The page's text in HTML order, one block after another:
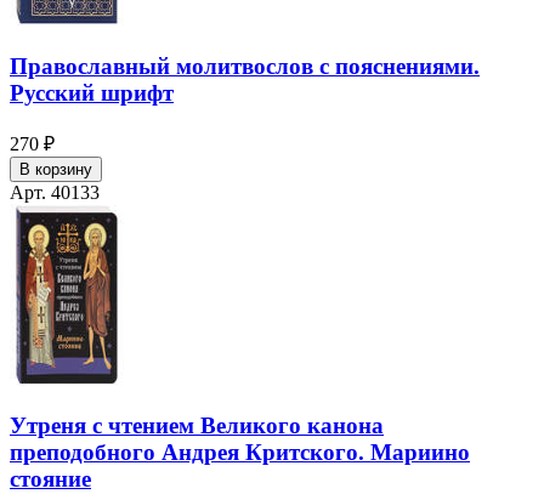
Православный молитвослов с пояснениями.
Русский шрифт
270 ₽
В корзину
Арт. 40133
Утреня с чтением Великого канона
преподобного Андрея Критского. Мариино
стояние